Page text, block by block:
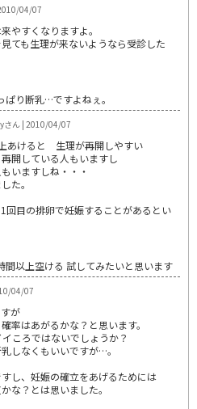
04/07
やすくなりますよ。
ても生理が来ないようなら受診した
ぱり断乳…ですよねぇ。
ん | 2010/04/07
あけると 生理が再開しやすい
開している人もいますし
いますしね・・・
た。
回目の排卵で妊娠することがあるとい
間以上空ける 試してみたいと思います
04/07
が
率はあがるかな？と思います。
ころではないでしょうか？
しなくもいいですが…。
し、妊娠の確立をあげるためには
な？とは思いました。